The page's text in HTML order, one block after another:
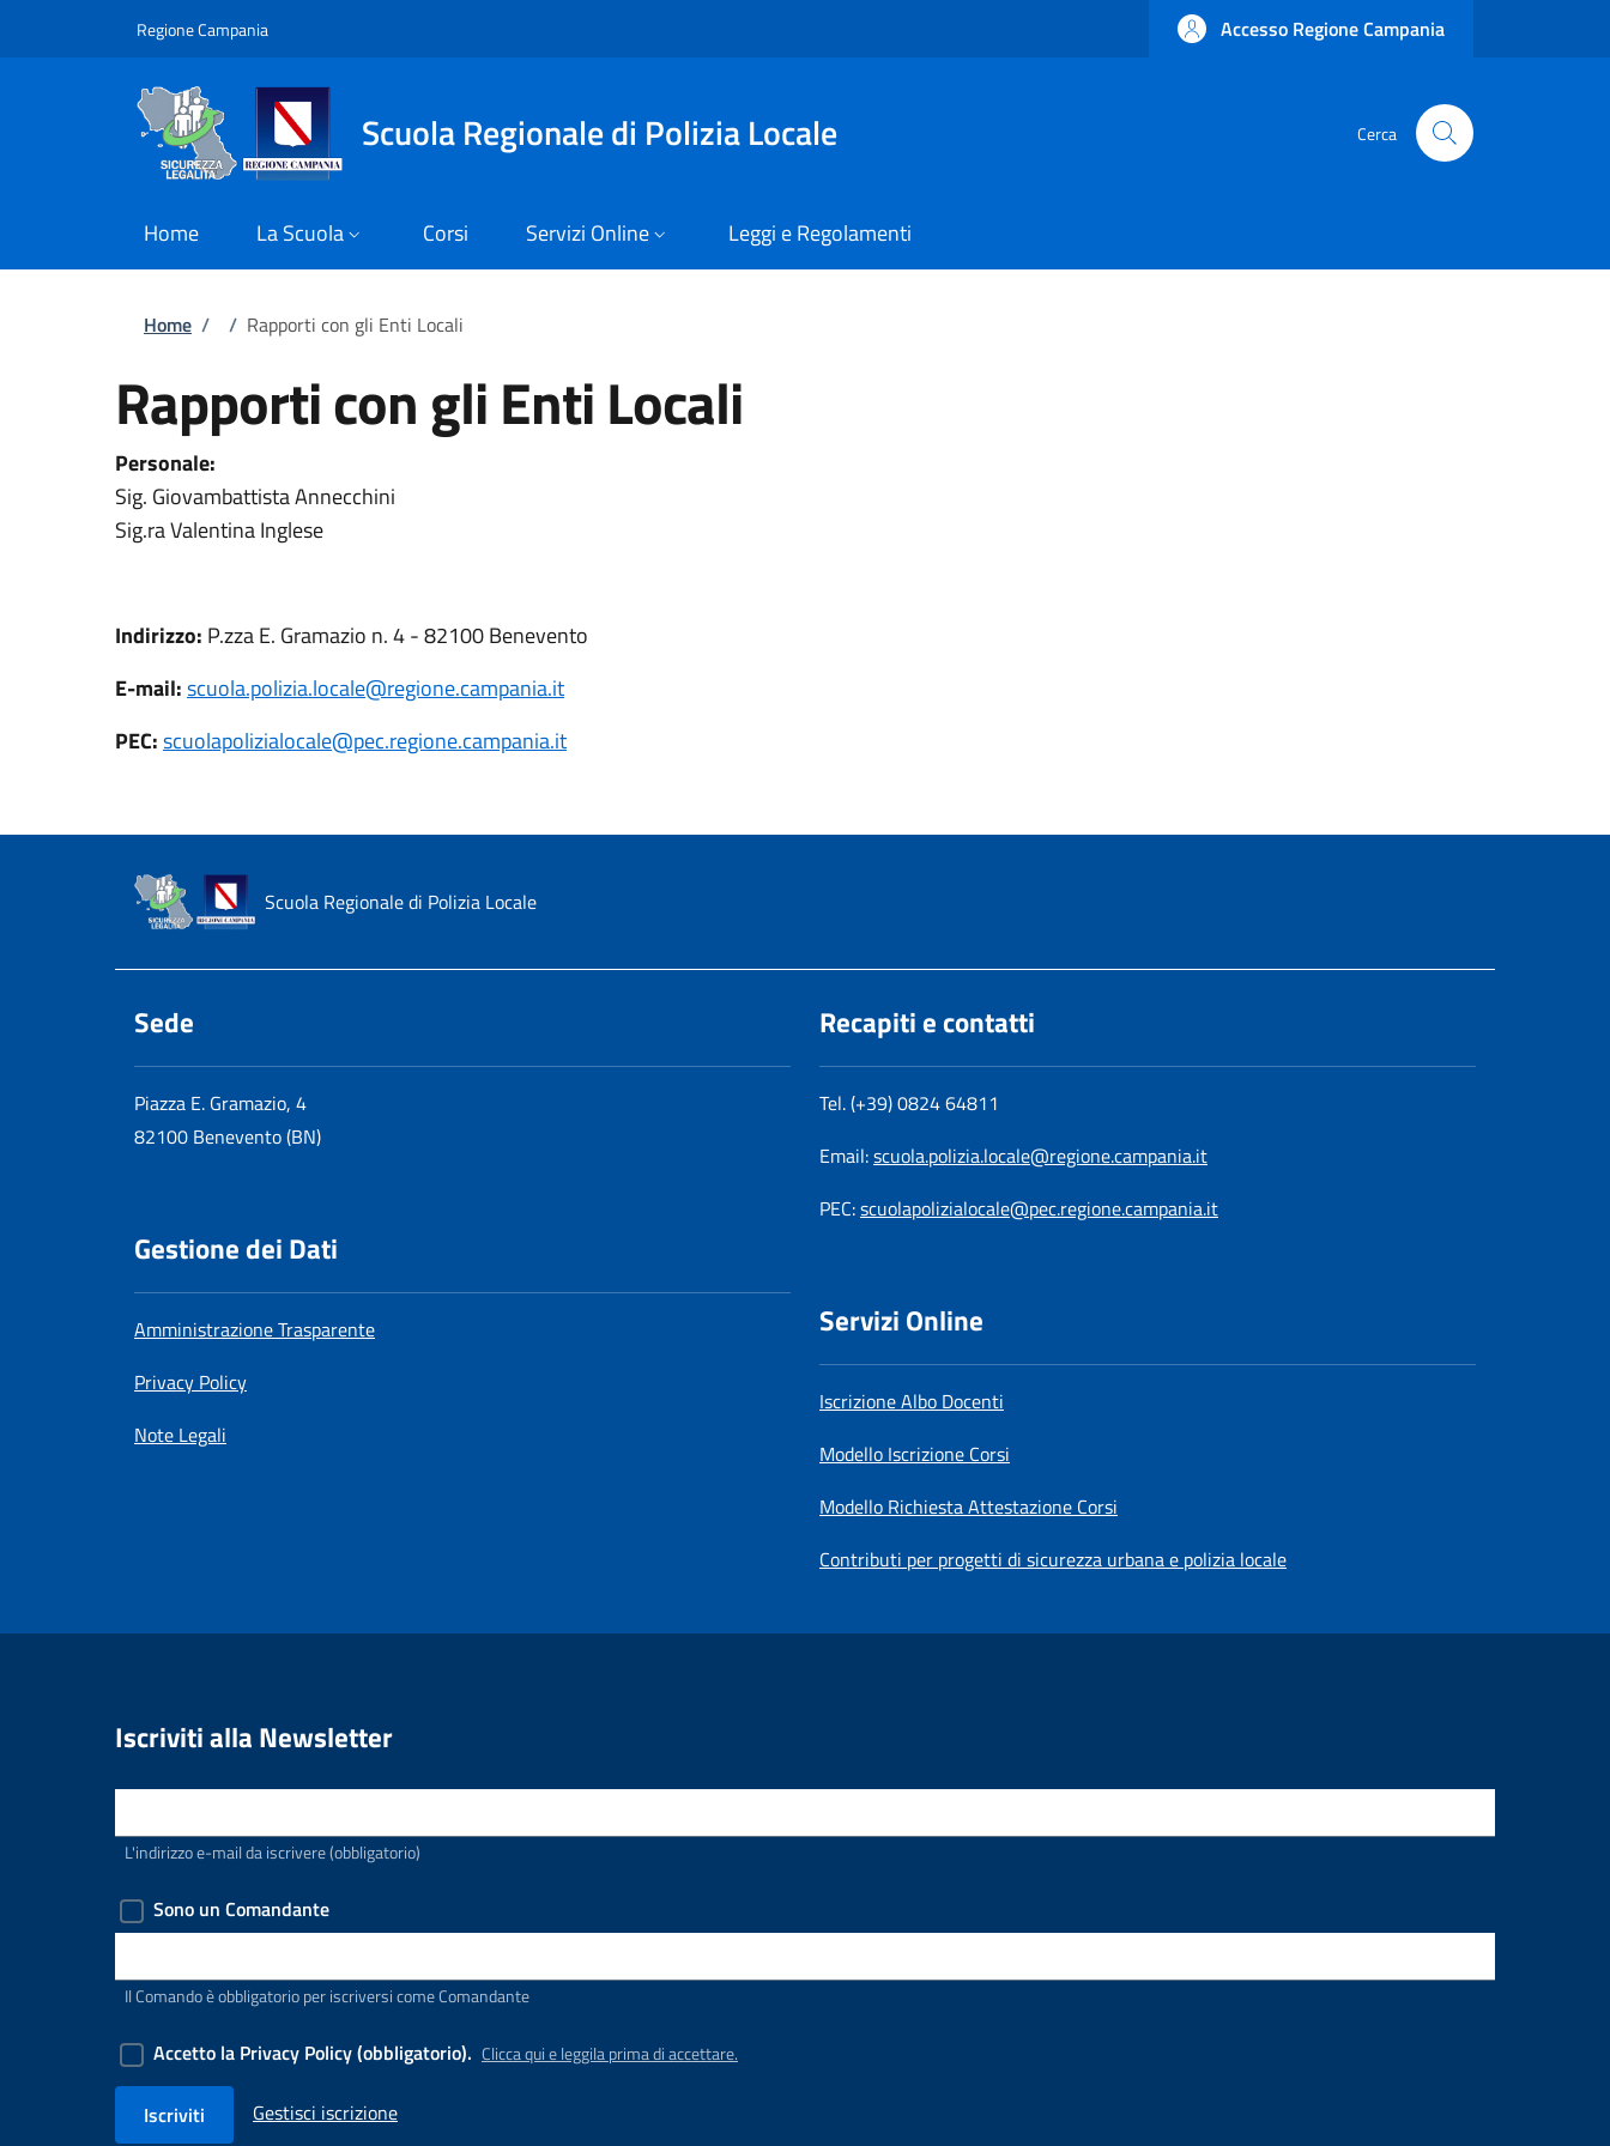
Regione Campania Accesso Regione Campania
Scuola Regionale di Polizia Locale Cerca
Home La Scuola Corsi Servizi Online Leggi e Regolamenti
Briciole di pane
Home / / Rapporti con gli Enti Locali
Rapporti con gli Enti Locali
Personale:
Sig. Giovambattista Annecchini
Sig.ra Valentina Inglese
Indirizzo: P.zza E. Gramazio n. 4 - 82100 Benevento
E-mail:scuola.polizia.locale@regione.campania.it
PEC:scuolapolizialocale@pec.regione.campania.it
Scuola Regionale di Polizia Locale
Sede
Piazza E. Gramazio, 4
82100 Benevento (BN)
Gestione dei Dati
Amministrazione Trasparente
Privacy Policy
Note Legali
Recapiti e contatti
Tel. (+39) 0824 64811
Email:scuola.polizia.locale@regione.campania.it
PEC:scuolapolizialocale@pec.regione.campania.it
Servizi Online
Iscrizione Albo Docenti
Modello Iscrizione Corsi
Modello Richiesta Attestazione Corsi
Contributi per progetti di sicurezza urbana e polizia locale
Iscriviti alla Newsletter
L'indirizzo e-mail da iscrivere (obbligatorio)
Sono un Comandante
Il Comando è obbligatorio per iscriversi come Comandante
Accetto la Privacy Policy (obbligatorio). Clicca qui e leggila prima di accettare.
Gestisci iscrizione